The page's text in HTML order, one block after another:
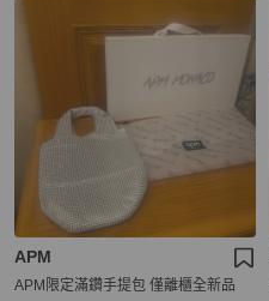
APM
APM限定滿鑽手提包 僅離櫃全新品